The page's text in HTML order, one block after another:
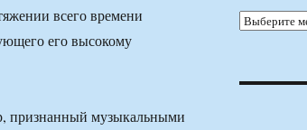
всего времени
его высокому
признанный музыкальными
Архивы